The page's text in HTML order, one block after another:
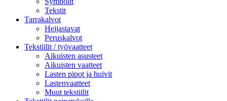
Tekstit
Tarrakalvot
Heijastavat
Peruskalvot
Tekstiilit / työvaatteet
Aikuisten asusteet
Aikuisten vaatteet
Lasten pipot ja huivit
Lastenvaatteet
Muut tekstiilit